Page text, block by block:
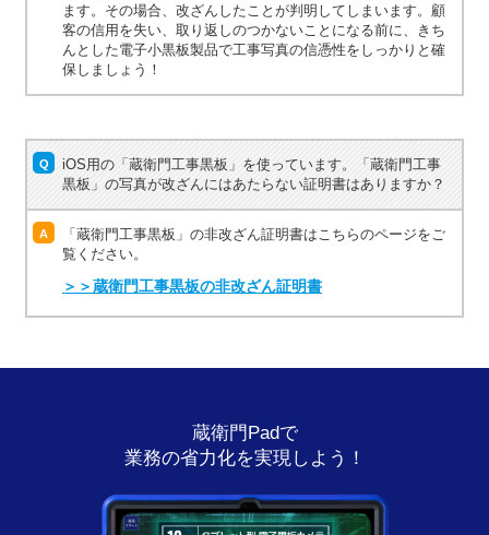
ます。その場合、改ざんしたことが判明してしまいます。顧
客の信用を失い、取り返しのつかないことになる前に、きち
んとした電子小黒板製品で工事写真の信憑性をしっかりと確
保しましょう！
Q
iOS用の「蔵衛門工事黒板」を使っています。「蔵衛門工事
黒板」の写真が改ざんにはあたらない証明書はありますか？
A
「蔵衛門工事黒板」の非改ざん証明書はこちらのページをご
覧ください。
＞＞蔵衛門工事黒板の非改ざん証明書
蔵衛門Padで
業務の省力化を実現しよう！